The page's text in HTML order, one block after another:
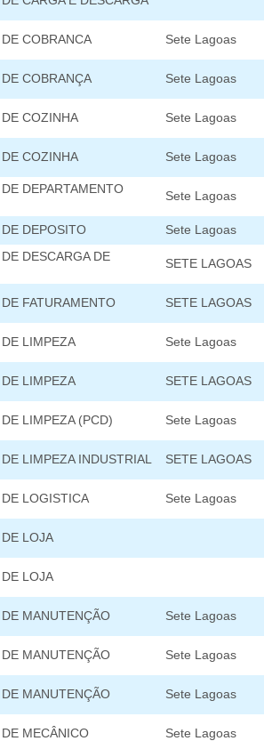
COBRANCA Sete Lagoas
COBRANÇA Sete Lagoas
COZINHA Sete Lagoas
COZINHA Sete Lagoas
DEPARTAMENTO
Sete Lagoas
DEPOSITO Sete Lagoas
DESCARGA DE
SETE LAGOAS
FATURAMENTO SETE LAGOAS
LIMPEZA Sete Lagoas
LIMPEZA SETE LAGOAS
LIMPEZA (PCD) Sete Lagoas
LIMPEZA INDUSTRIAL SETE LAGOAS
LOGISTICA Sete Lagoas
LOJA
LOJA
MANUTENÇÃO Sete Lagoas
MANUTENÇÃO Sete Lagoas
MANUTENÇÃO Sete Lagoas
MECÂNICO Sete Lagoas